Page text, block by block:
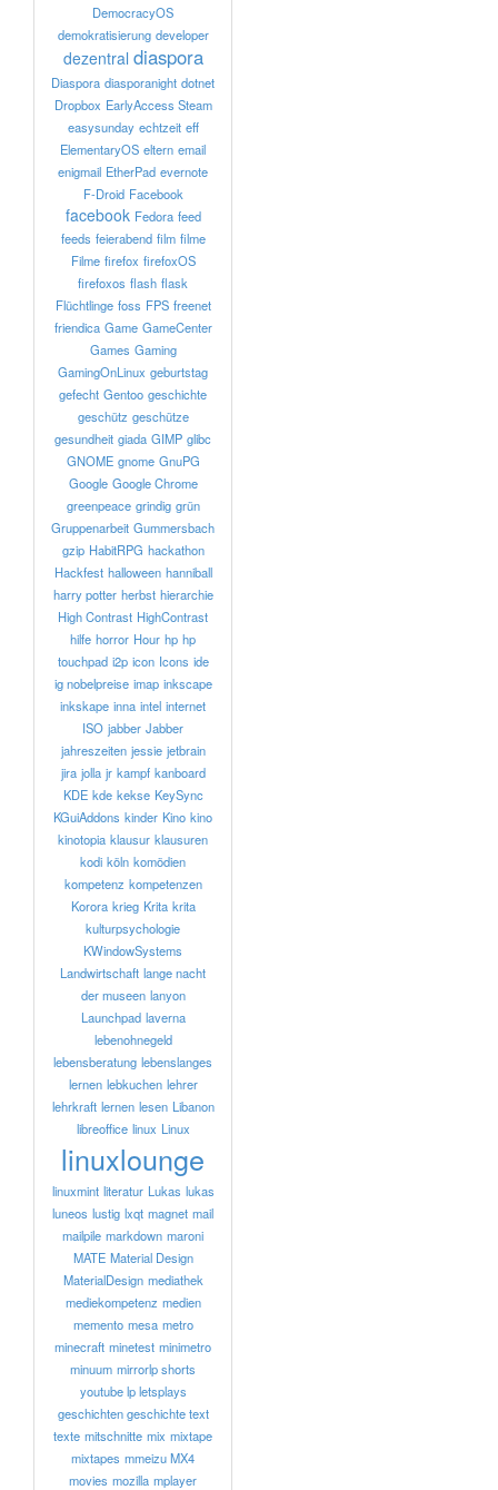
DemocracyOS
demokratisierung developer
dezentral diaspora
Diaspora diasporanight dotnet
Dropbox EarlyAccess Steam
easysunday echtzeit eff
ElementaryOS eltern email
enigmail EtherPad evernote
F-Droid Facebook
facebook Fedora feed
feeds feierabend film filme
Filme firefox firefoxOS
firefoxos flash flask
Flüchtlinge foss FPS freenet
friendica Game GameCenter
Games Gaming
GamingOnLinux geburtstag
gefecht Gentoo geschichte
geschütz geschütze
gesundheit giada GIMP glibc
GNOME gnome GnuPG
Google Google Chrome
greenpeace grindig grün
Gruppenarbeit Gummersbach
gzip HabitRPG hackathon
Hackfest halloween hanniball
harry potter herbst hierarchie
High Contrast HighContrast
hilfe horror Hour hp hp
touchpad i2p icon Icons ide
ig nobelpreise imap inkscape
inkskape inna intel internet
ISO jabber Jabber
jahreszeiten jessie jetbrain
jira jolla jr kampf kanboard
KDE kde kekse KeySync
KGuiAddons kinder Kino kino
kinotopia klausur klausuren
kodi köln komödien
kompetenz kompetenzen
Korora krieg Krita krita
kulturpsychologie
KWindowSystems
Landwirtschaft lange nacht
der museen lanyon
Launchpad laverna
lebenohnegeld
lebensberatung lebenslanges
lernen lebkuchen lehrer
lehrkraft lernen lesen Libanon
libreoffice linux Linux
linuxlounge
linuxmint literatur Lukas lukas
luneos lustig lxqt magnet mail
mailpile markdown maroni
MATE Material Design
MaterialDesign mediathek
mediekompetenz medien
memento mesa metro
minecraft minetest minimetro
minuum mirrorlp shorts
youtube lp letsplays
geschichten geschichte text
texte mitschnitte mix mixtape
mixtapes mmeizu MX4
movies mozilla mplayer